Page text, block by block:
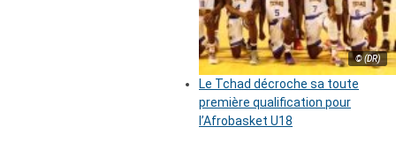
© (DR)
Le Tchad décroche sa toute
première qualification pour
l’Afrobasket U18